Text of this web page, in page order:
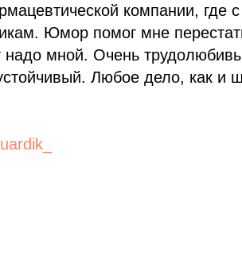
компании,
Юмор помог мне
мной. Очень
Любое дело, как и